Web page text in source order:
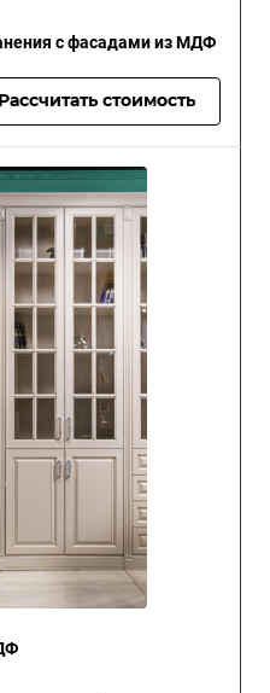
с фасадами из МДФ
Рассчитать стоимость